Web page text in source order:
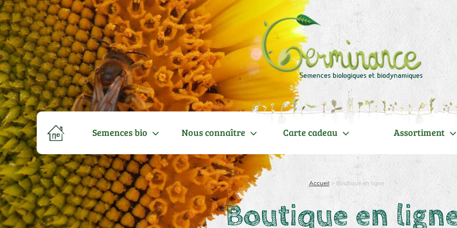
Semences bio Nous connaître Carte cadeau Assortiment
Accueil > Boutique en ligne
Boutique en